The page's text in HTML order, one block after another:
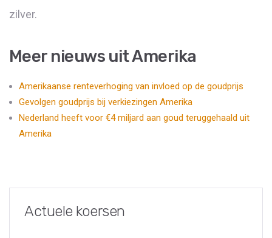
zilver.
Meer nieuws uit Amerika
Amerikaanse renteverhoging van invloed op de goudprijs
Gevolgen goudprijs bij verkiezingen Amerika
Nederland heeft voor €4 miljard aan goud teruggehaald uit
Amerika
Actuele koersen